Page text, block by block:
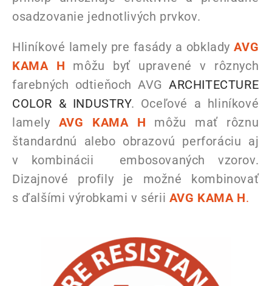
osadzovanie jednotlivých prvkov.
Hliníkové lamely pre fasády a obkladyAVG
KAMA H môžu byť upravené v rôznych
farebných odtieňoch AVG ARCHITECTURE
COLOR & INDUSTRY. Oceľové a hliníkové
lamely AVG KAMA H môžu mať rôznu
štandardnú alebo obrazovú perforáciu aj
v kombinácii embosovaných vzorov.
Dizajnové profily je možné kombinovať
s ďalšími výrobkami v sérii AVG KAMA H.